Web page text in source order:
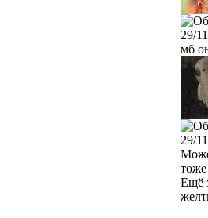
29/
мб
29/
Ещё